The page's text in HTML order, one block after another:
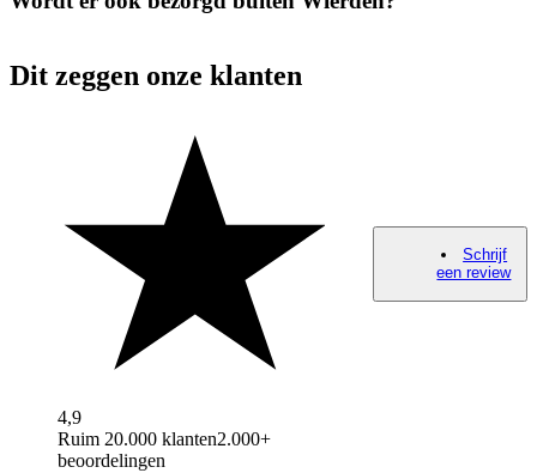
Dit zeggen onze klanten
4,9
Ruim 20.000 klanten2.000+
beoordelingen
Schrijf
een review